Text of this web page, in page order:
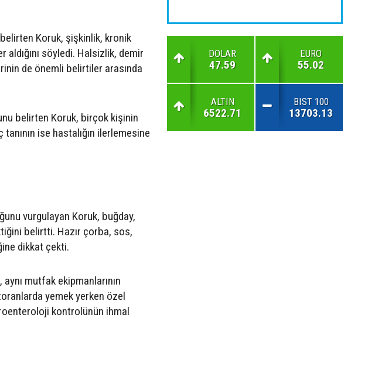
belirten Koruk, şişkinlik, kronik
aldığını söyledi. Halsizlik, demir
de önemli belirtiler arasında
belirten Koruk, birçok kişinin
ise hastalığın ilerlemesine
vurgulayan Koruk, buğday,
belirtti. Hazır çorba, sos,
dikkat çekti.
mutfak ekipmanlarının
yemek yerken özel
kontrolünün ihmal
DOLAR
47.59
EURO
55.02
ALTIN
6522.71
BIST 100
13703.13